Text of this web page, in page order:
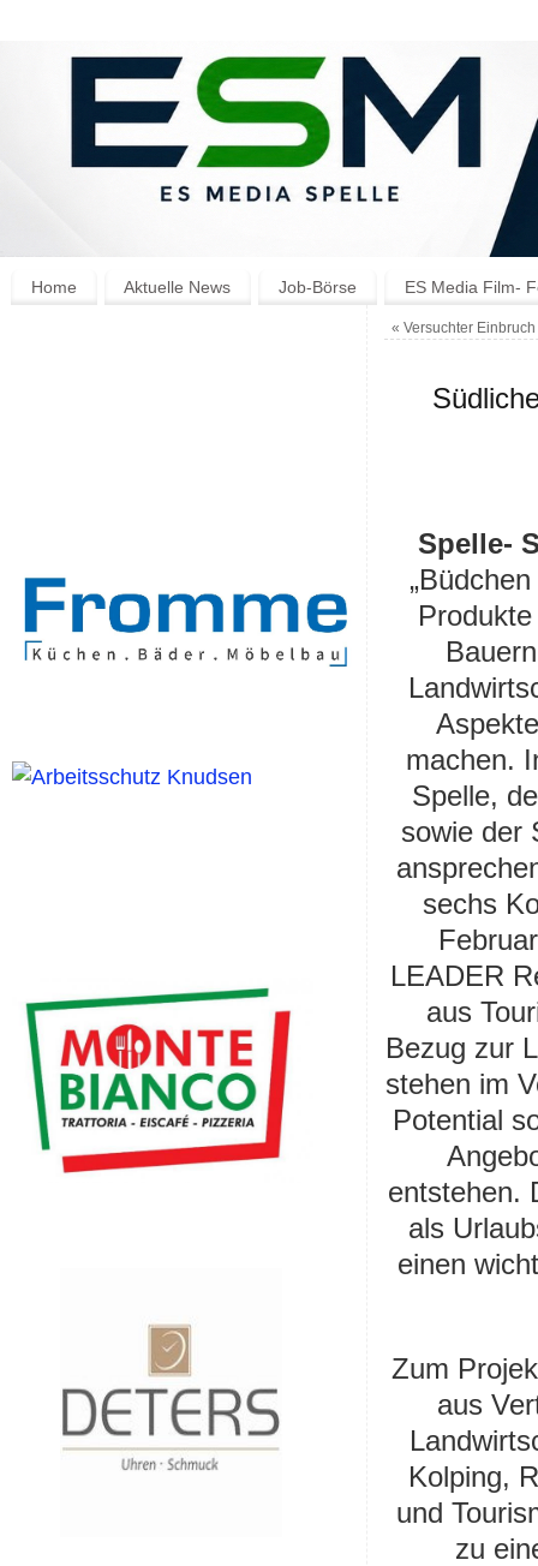
Home Aktuelle News Job-Börse ES Media Film-
« Versuchter
Spelle-
machen.
Spelle,
sowie der
sechs
LEADER
aus
Bezug zur
stehen im
Potential
entstehen.
als
einen
Zum
aus
Kolping,
und
zu